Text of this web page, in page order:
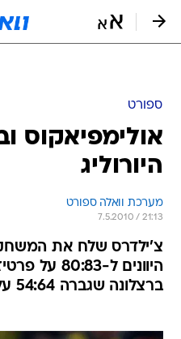
ספורט
אולימפיאקוס
היורוליג
מערכת וואלה ספורט
7.5.2010 / 21:13
צ'ילדרס שלח את
היוונים ל-
ברצלונה שגברה 54:64 על צסק"א